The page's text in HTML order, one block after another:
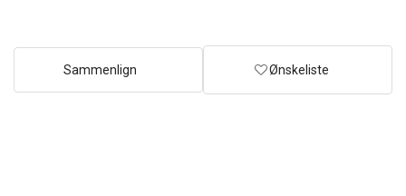
Sammenlign Ønskeliste